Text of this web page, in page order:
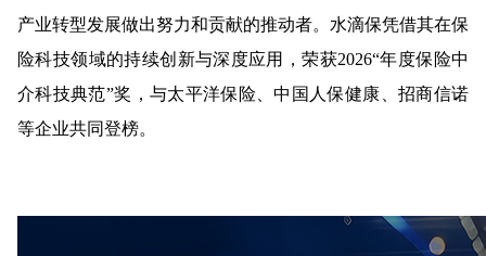
产业转型发展做出努力和贡献的推动者。水滴保凭借其在保
险科技领域的持续创新与深度应用，荣获2026“年度保险中
介科技典范”奖，与太平洋保险、中国人保健康、招商信诺
等企业共同登榜。